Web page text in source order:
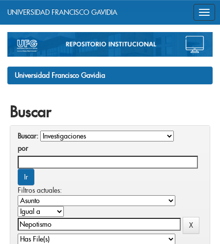
navigation
UNIVERSIDAD FRANCISCO GAVIDIA
Universidad Francisco Gavidia
Buscar
Buscar:
por
Filtros actuales: